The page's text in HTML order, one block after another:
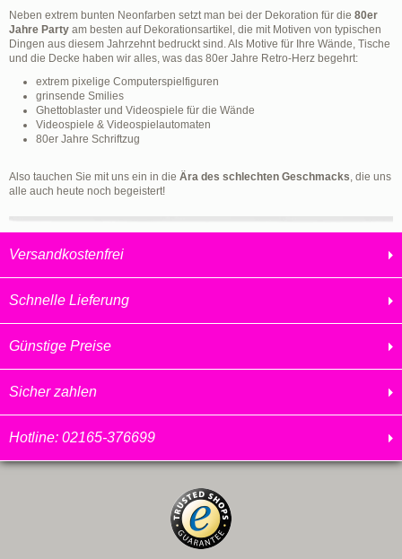
Versandkostenfrei
Schnelle Lieferung
Günstige Preise
Sicher zahlen
Hotline: 02165-376699
Neben extrem bunten Neonfarben setzt man bei der Dekoration für die 80er
Jahre Party am besten auf Dekorationsartikel, die mit Motiven von typischen
Dingen aus diesem Jahrzehnt bedruckt sind. Als Motive für Ihre Wände, Tische
und die Decke haben wir alles, was das 80er Jahre Retro-Herz begehrt:
extrem pixelige Computerspielfiguren
grinsende Smilies
Ghettoblaster und Videospiele für die Wände
Videospiele & Videospielautomaten
80er Jahre Schriftzug
Also tauchen Sie mit uns ein in die Ära des schlechten Geschmacks, die uns
alle auch heute noch begeistert!